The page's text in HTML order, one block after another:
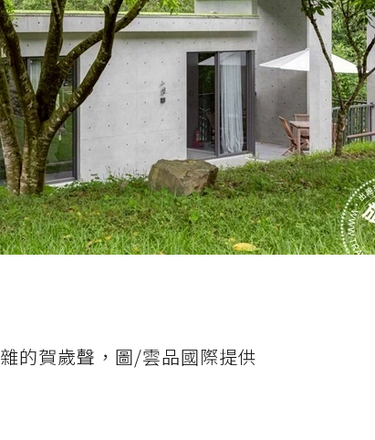
的賀歲聲，圖/雲品國際提供